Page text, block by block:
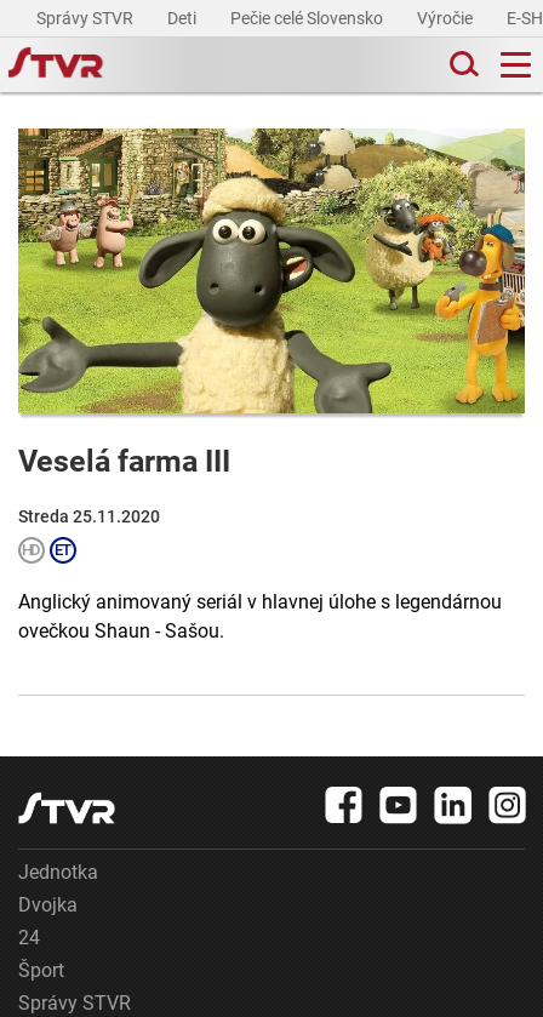
Správy STVR Deti Pečie celé Slovensko Výročie E-
Veselá farma III
Streda 25.11.2020
Anglický animovaný seriál v hlavnej úlohe s legendárnou
ovečkou Shaun - Sašou.
Jednotka
Dvojka
24
Šport
Správy STVR